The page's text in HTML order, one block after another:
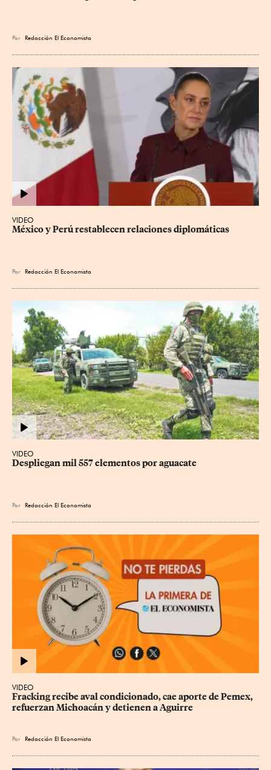
Por Redacción El Economista
VIDEO
México y Perú restablecen relaciones diplomáticas
Por Redacción El Economista
VIDEO
Despliegan mil 557 elementos por aguacate
Por Redacción El Economista
VIDEO
Fracking recibe aval condicionado, cae aporte de Pemex,
refuerzan Michoacán y detienen a Aguirre
Por Redacción El Economista